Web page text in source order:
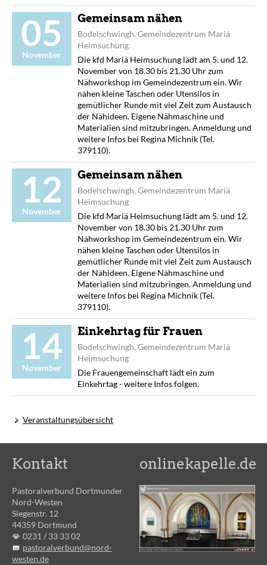
05
November
Gemeinsam nähen
Bodelschwingh, Gemeindezentrum Mariä
Heimsuchung
Die kfd Mariä Heimsuchung lädt am 5. und 12.
November von 18.30 bis 21.30 Uhr zum
Nähworkshop im Gemeindezentrum ein. Wir
nähen kleine Taschen oder Utensilos in
gemütlicher Runde mit viel Zeit zum Austausch
der Nähideen. Eigene Nähmaschine und
Materialien sind mitzubringen. Anmeldung und
weitere Infos bei Regina Michnik (Tel.
379110).
12
November
Gemeinsam nähen
Bodelschwingh, Gemeindezentrum Mariä
Heimsuchung
Die kfd Mariä Heimsuchung lädt am 5. und 12.
November von 18.30 bis 21.30 Uhr zum
Nähworkshop im Gemeindezentrum ein. Wir
nähen kleine Taschen oder Utensilos in
gemütlicher Runde mit viel Zeit zum Austausch
der Nähideen. Eigene Nähmaschine und
Materialien sind mitzubringen. Anmeldung und
weitere Infos bei Regina Michnik (Tel.
379110).
14
November
Einkehrtag für Frauen
Bodelschwingh, Gemeindezentrum Mariä
Heimsuchung
Die Frauengemeinschaft lädt ein zum
Einkehrtag - weitere Infos folgen.
Veranstaltungsübersicht
Kontakt
Pastoralverbund Dortmunder
Nord-Westen
Siegenstr. 12
44359 Dortmund
0231 / 33 33 02
pastoralverbund@nord-
westen.de
onlinekapelle.de